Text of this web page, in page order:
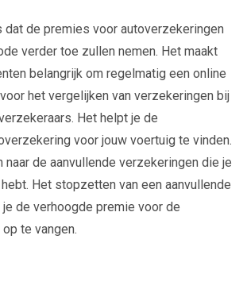
dat de premies voor autoverzekeringen
verder toe zullen nemen. Het maakt
belangrijk om regelmatig een online
het vergelijken van verzekeringen bij
Het helpt je de
voor jouw voertuig te vinden.
naar de aanvullende verzekeringen die je
Het stopzetten van een aanvullende
de verhoogde premie voor de
te vangen.